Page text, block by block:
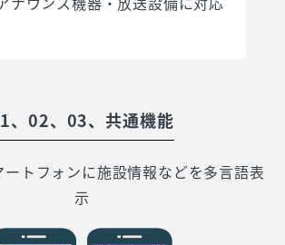
、02、03、共通機能
トフォンに施設情報などを多言語表
示